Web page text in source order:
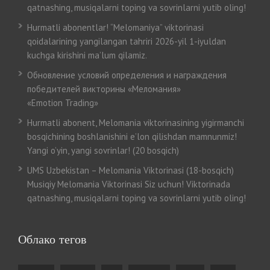
qatnashing, musiqalarni toping va sovrinlarni yutib oling!
Hurmatli abonentlar! “Melomaniya” viktorinasi
qoidalarining yangilangan tahriri 2026-yil 1-iyuldan
kuchga kirishini ma’lum qilamiz.
Обновление условий определения и награждения
победителей викторины «Меломания»
«Emotion Trading»
Hurmatli abonent, Melomania viktorinasining yigirmanchi
bosqichining boshlanishini e’lon qilishdan mamnunmiz!
Yangi o’yin, yangi sovrinlar! (20 bosqich)
UMS Uzbekistan – Melomania Viktorinasi (18-bosqich)
Musiqiy Melomania Viktorinasi Siz uchun! Viktorinada
qatnashing, musiqalarni toping va sovrinlarni yutib oling!
Облако тегов